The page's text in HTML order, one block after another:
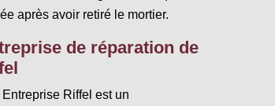
après avoir retiré le mortier.
de réparation de
Riffel est un